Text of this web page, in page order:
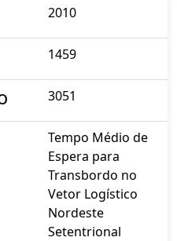
2010
1459
3051
Tempo Médio de
Espera para
Transbordo no
Vetor Logístico
Nordeste
Setentrional